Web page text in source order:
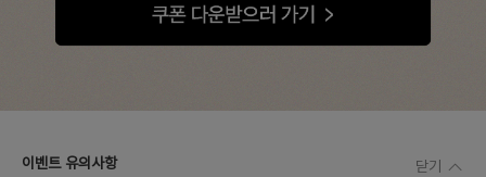
이벤트 유의사항 닫기